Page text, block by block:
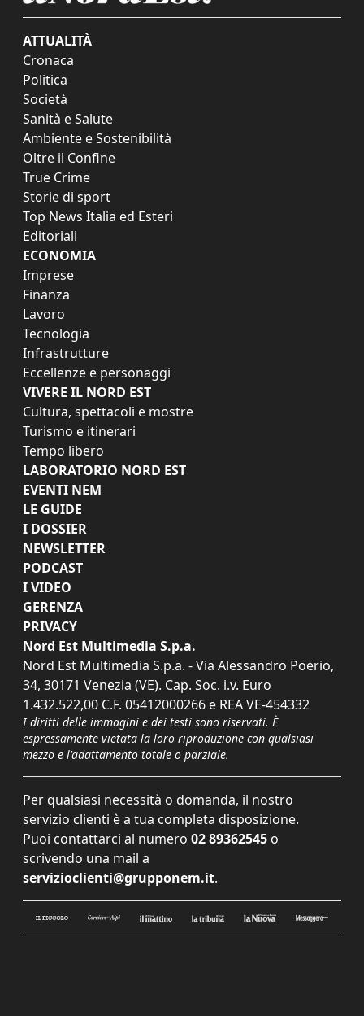
ATTUALITÀ
Cronaca
Politica
Società
Sanità e Salute
Ambiente e Sostenibilità
Oltre il Confine
True Crime
Storie di sport
Top News Italia ed Esteri
Editoriali
ECONOMIA
Imprese
Finanza
Lavoro
Tecnologia
Infrastrutture
Eccellenze e personaggi
VIVERE IL NORD EST
Cultura, spettacoli e mostre
Turismo e itinerari
Tempo libero
LABORATORIO NORD EST
EVENTI NEM
LE GUIDE
I DOSSIER
NEWSLETTER
PODCAST
I VIDEO
GERENZA
PRIVACY
Nord Est Multimedia S.p.a.
Nord Est Multimedia S.p.a. - Via Alessandro Poerio,
34, 30171 Venezia (VE). Cap. Soc. i.v. Euro
1.432.522,00 C.F. 05412000266 e REA VE-454332
I diritti delle immagini e dei testi sono riservati. È
espressamente vietata la loro riproduzione con qualsiasi
mezzo e l'adattamento totale o parziale.
Per qualsiasi necessità o domanda, il nostro
servizio clienti è a tua completa disposizione.
Puoi contattarci al numero 02 89362545 o
scrivendo una mail a
servizioclienti@grupponem.it.